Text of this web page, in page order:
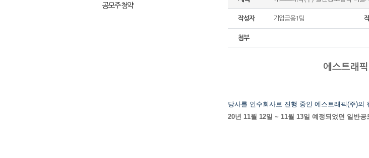
공모주 청약
작성자 기업금융1팀
첨부
에스트래
당사를 인수회사로 진행 중인 에스트래픽(주)의
20년 11월 12일 ~ 11월 13일 예정되었던 일반